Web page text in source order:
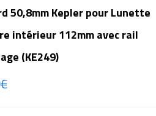
50,8mm Kepler pour Lunette
intérieur 112mm avec rail
(KE249)
€